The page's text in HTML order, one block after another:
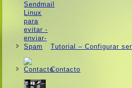
Tutorial – Configurar
Contacto